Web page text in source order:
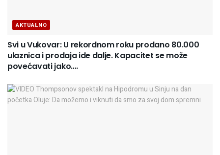
AKTUALNO
Svi u Vukovar: U rekordnom roku prodano 80.000
ulaznica i prodaja ide dalje. Kapacitet se može
povećavati jako….